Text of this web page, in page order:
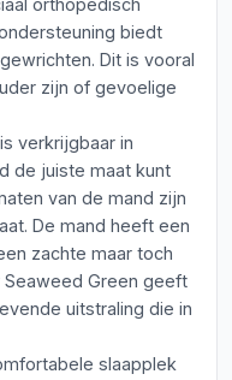
orthopedisch
biedt
Dit is vooral
zijn of gevoelige
verkrijgbaar in
de juiste maat kunt
van de mand zijn
De mand heeft een
zachte maar toch
Green geeft
uitstraling die in
slaapplek